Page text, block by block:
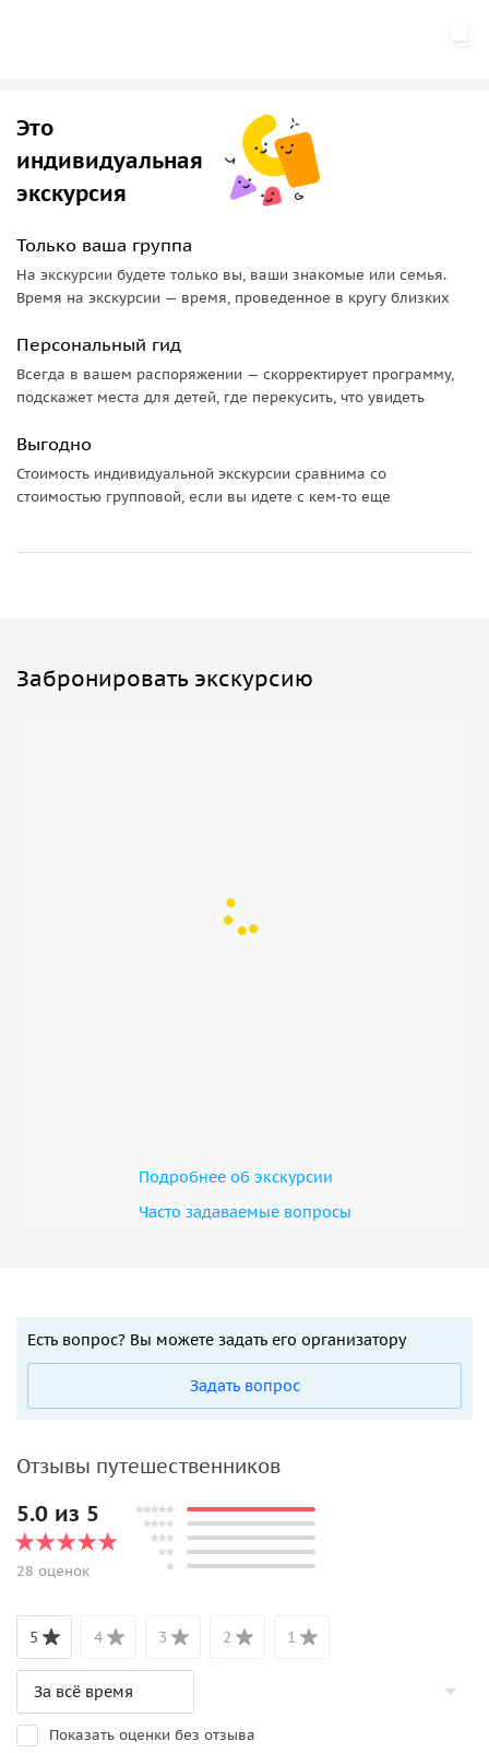
Это
индивидуальная
экскурсия
Только ваша группа
На экскурсии будете только вы, ваши знакомые или семья.
Время на экскурсии — время, проведенное в кругу близких
Персональный гид
Всегда в вашем распоряжении — скорректирует программу,
подскажет места для детей, где перекусить, что увидеть
Выгодно
Стоимость индивидуальной экскурсии сравнима со
стоимостью групповой, если вы идете с кем-то еще
Забронировать экскурсию
Подробнее об экскурсии
Часто задаваемые вопросы
Есть вопрос? Вы можете задать его организатору
Задать вопрос
Отзывы путешественников
5.0 из 5
28 оценок
5 4 3 2 1
Показать оценки без отзыва